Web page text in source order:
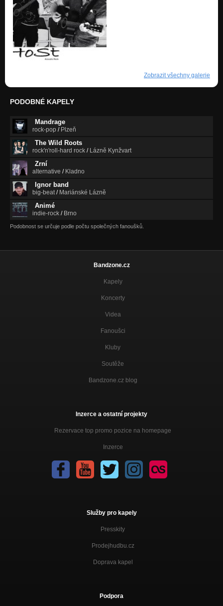
Zobrazit všechny galerie
PODOBNÉ KAPELY
Mandrage
rock-pop / Plzeň
The Wild Roots
rock'n'roll-hard rock / Lázně Kynžvart
Zrní
alternative / Kladno
Ignor band
big-beat/ Mariánské Lázně
Animé
indie-rock / Brno
Podobnost se určuje podle počtu společných fanoušků.
Bandzone.cz
Kapely
Koncerty
Videa
Fanoušci
Kluby
Soutěže
Bandzone.cz blog
Inzerce a ostatní projekty
Rezervace top promo pozice na homepage
Inzerce
Služby pro kapely
Presskity
Prodejhudbu.cz
Doprava kapel
Podpora